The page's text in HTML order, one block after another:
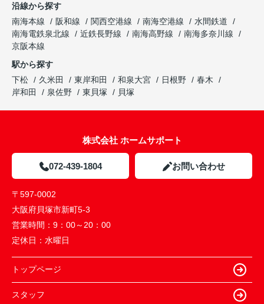
沿線から探す
南海本線
阪和線 関西空港線 南海空港線
水間鉄道
南海電鉄泉北線
近鉄長野線 南海高野線
南海多奈川線
京阪本線
駅から探す
下松
久米田 東岸和田 和泉大宮 日根野
春木
岸和田
泉佐野 東貝塚 貝塚
株式会社 ホームサポート
072-439-1804 お問い合わせ
〒597-0002
大阪府貝塚市新町5-3
営業時間： 9：00～20：00
定休日： 水曜日
トップページ
スタッフ